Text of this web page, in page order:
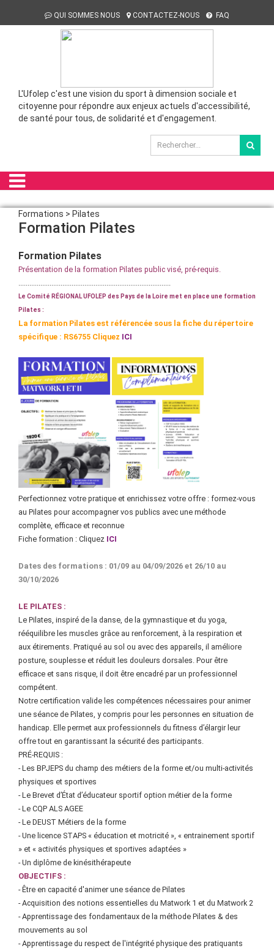
QUI SOMMES NOUS CONTACTEZ-NOUS FAQ
L'Ufolep c'est une vision du sport à dimension sociale et
citoyenne pour répondre aux enjeux actuels d'accessibilité,
de santé pour tous, de solidarité et d'engagement.
Formations > Pilates
Formation Pilates
Formation Pilates
Présentation de la formation Pilates public visé, pré-requis.
...................................................................................
Le Comité RÉGIONAL UFOLEP des Pays de la Loire met en place une formation
Pilates :
La formation Pilates est référencée sous la fiche du répertoire
spécifique : RS6755 Cliquez ICI
Perfectionnez votre pratique et enrichissez votre offre : formez-vous
au Pilates pour accompagner vos publics avec une méthode
complète, efficace et reconnue
Fiche formation : Cliquez ICI
Dates des formations : 01/09 au 04/09/2026 et 26/10 au
30/10/2026
LE PILATES :
Le Pilates, inspiré de la danse, de la gymnastique et du yoga,
rééquilibre les muscles grâce au renforcement, à la respiration et
aux étirements. Pratiqué au sol ou avec des appareils, il améliore
posture, souplesse et réduit les douleurs dorsales. Pour être
efficace et sans risque, il doit être encadré par un professionnel
compétent.
Notre certification valide les compétences nécessaires pour animer
une séance de Pilates, y compris pour les personnes en situation de
handicap. Elle permet aux professionnels du fitness d’élargir leur
offre tout en garantissant la sécurité des participants.
PRÉ-REQUIS :
- Les BPJEPS du champ des métiers de la forme et/ou multi-activités
physiques et sportives
- Le Brevet d’État d’éducateur sportif option métier de la forme
- Le CQP ALS AGEE
- Le DEUST Métiers de la forme
- Une licence STAPS « éducation et motricité », « entrainement sportif
» et « activités physiques et sportives adaptées »
- Un diplôme de kinésithérapeute
OBJECTIFS :
- Être en capacité d'animer une séance de Pilates
- Acquisition des notions essentielles du Matwork 1 et du Matwork 2
- Apprentissage des fondamentaux de la méthode Pilates & des
mouvements au sol
- Apprentissage du respect de l'intégrité physique des pratiquants